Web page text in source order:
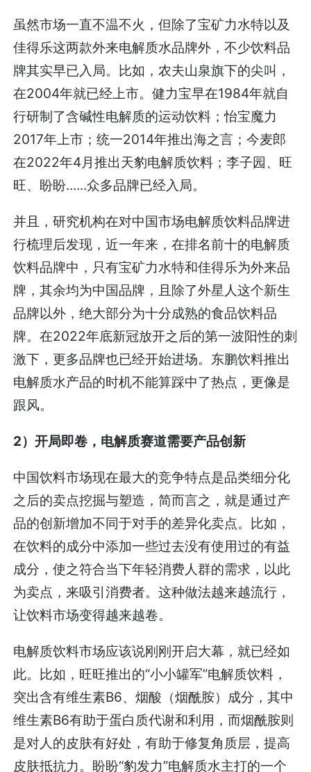
虽然市场一直不温不火，但除了宝矿力水特以及
佳得乐这两款外来电解质水品牌外，不少饮料品
牌其实早已入局。比如，农夫山泉旗下的尖叫，
在2004年就已经上市。健力宝早在1984年就自
行研制了含碱性电解质的运动饮料；怡宝魔力
2017年上市；统一2014年推出海之言；今麦郎
在2022年4月推出天豹电解质饮料；李子园、旺
旺、盼盼......众多品牌已经入局。
并且，研究机构在对中国市场电解质饮料品牌进
行梳理后发现，近一年来，在排名前十的电解质
饮料品牌中，只有宝矿力水特和佳得乐为外来品
牌，其余均为中国品牌，且除了外星人这个新生
品牌以外，绝大部分为十分成熟的食品饮料品
牌。在2022年底新冠放开之后的第一波阳性的刺
激下，更多品牌也已经开始进场。东鹏饮料推出
电解质水产品的时机不能算踩中了热点，更像是
跟风。
2）开局即卷，电解质赛道需要产品创新
中国饮料市场现在最大的竞争特点是品类细分化
之后的卖点挖掘与塑造，简而言之，就是通过产
品的创新增加不同于对手的差异化卖点。比如，
在饮料的成分中添加一些过去没有使用过的有益
成分，使之符合当下年轻消费人群的需求，以此
为卖点，来吸引消费者。这种做法越来越流行，
让饮料市场变得越来越卷。
电解质饮料市场应该说刚刚开启大幕，就已经如
此。比如，旺旺推出的“小小罐军”电解质饮料，
突出含有维生素B6、烟酸（烟酰胺）成分，其中
维生素B6有助于蛋白质代谢和利用，而烟酰胺则
是对人的皮肤有好处，有助于修复角质层，提高
皮肤抵抗力。盼盼“豹发力”电解质水主打的一个